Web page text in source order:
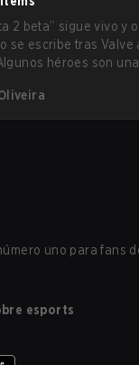
2 beta” sigue vivo y
se escribe tras Valve
héroes son
por estos
uno para fans
esports